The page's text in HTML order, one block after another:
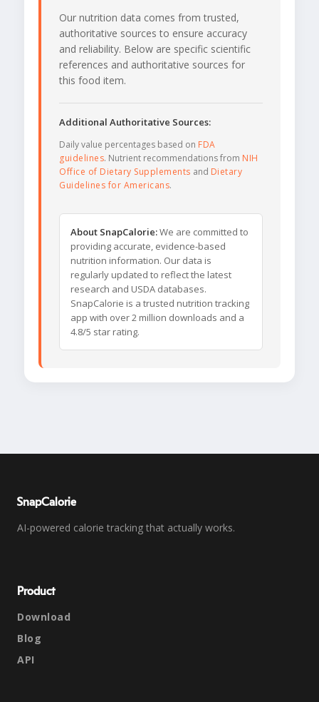
Our nutrition data comes from trusted,
authoritative sources to ensure accuracy
and reliability. Below are specific scientific
references and authoritative sources for
this food item.
Additional Authoritative Sources:
Daily value percentages based on FDA
guidelines. Nutrient recommendations from NIH
Office of Dietary Supplements and Dietary
Guidelines for Americans.
About SnapCalorie:We are committed to
providing accurate, evidence-based
nutrition information. Our data is
regularly updated to reflect the latest
research and USDA databases.
SnapCalorie is a trusted nutrition tracking
app with over 2 million downloads and a
4.8/5 star rating.
SnapCalorie
AI-powered calorie tracking that actually works.
Product
Download
Blog
API